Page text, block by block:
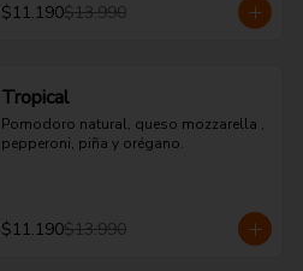
$11.190$13.990
Tropical
Pomodoro natural, queso mozzarella ,
pepperoni, piña y orégano.
$11.190$13.990